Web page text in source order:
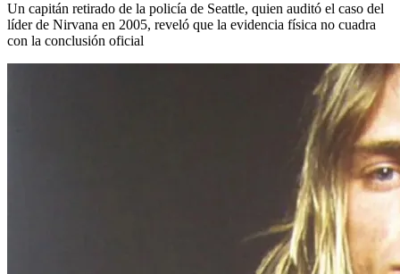
Un capitán retirado de la policía de Seattle, quien auditó el caso del
líder de Nirvana en 2005, reveló que la evidencia física no cuadra
con la conclusión oficial